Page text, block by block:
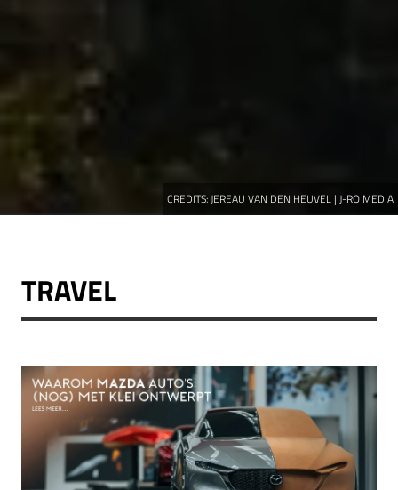
CREDITS:JEREAU VAN DEN HEUVEL | J-RO MEDIA
TRAVEL